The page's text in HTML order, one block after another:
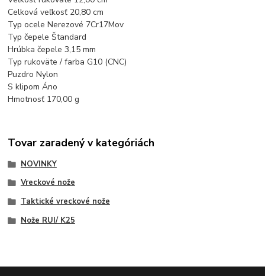
Celková veľkosť 20,80 cm
Typ ocele Nerezové 7Cr17Mov
Typ čepele Štandard
Hrúbka čepele 3,15 mm
Typ rukoväte / farba G10 (CNC)
Puzdro Nylon
S klipom Áno
Hmotnosť 170,00 g
Tovar zaradený v kategóriách
NOVINKY
Vreckové nože
Taktické vreckové nože
Nože RUI/ K25